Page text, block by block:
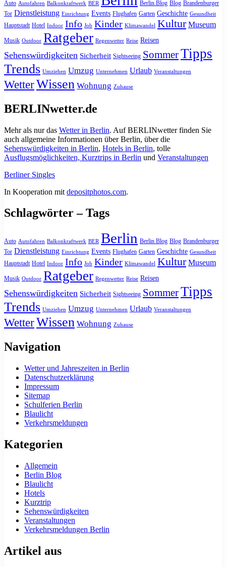
Auto Autofahren Balkonkraftwerk BER Berlin Blog Blog Brandenburger
Tor Dienstleistung Einrichtung Events Flughafen Garten Geschichte Gesundheit
Hauptstadt Hotel Indoor Info Job Kinder Klimawandel Kultur Museum
Musik Outdoor Ratgeber Regenwetter Reise Reisen
Sehenswürdigkeiten Sicherheit Sightseeing SommerTipps
Trends Umziehen Umzug Unternehmen Urlaub Veranstaltungen
WetterWissen Wohnung Zuhause
BERLINwetter.de
Mehr als nur das Wetter in Berlin. Auf BERLINwetter finden Sie
auch allgemeine Informationen über Berlin, über die
Sehenswürdigkeiten in Berlin, Hotels in Berlin, tolle
Ausflugsmöglichkeiten, Kurztrips in Berlin und Veranstaltungen
Berliner Singles
In Kooperation mit depositphotos.com.
Schlagwörter – Tags
Auto Autofahren Balkonkraftwerk BER Berlin Berlin Blog Blog Brandenburger
Tor Dienstleistung Einrichtung Events Flughafen Garten Geschichte Gesundheit
Hauptstadt Hotel Indoor Info Job Kinder Klimawandel Kultur Museum
Musik Outdoor Ratgeber Regenwetter Reise Reisen
Sehenswürdigkeiten Sicherheit Sightseeing SommerTipps
Trends Umziehen Umzug Unternehmen Urlaub Veranstaltungen
WetterWissen Wohnung Zuhause
Navigation
Wetter und Jahreszeiten in Berlin
Datenschutzerklärung
Impressum
Sitemap
Schulferien Berlin
Blaulicht
Verkehrsmeldungen
Kategorien
Allgemein
Berlin Blog
Blaulicht
Hotels
Kurztrip
Sehenswürdigkeiten
Veranstaltungen
Verkehrsmeldungen Berlin
Artikel aus